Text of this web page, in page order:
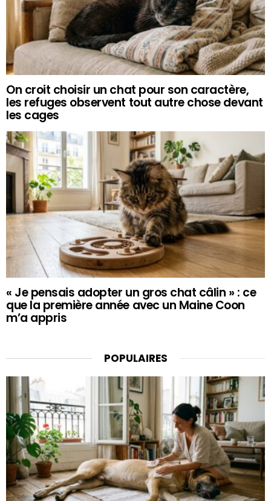
On croit choisir un chat pour son caractère,
les refuges observent tout autre chose devant
les cages
« Je pensais adopter un gros chat câlin » : ce
que la première année avec un Maine Coon
m’a appris
POPULAIRES